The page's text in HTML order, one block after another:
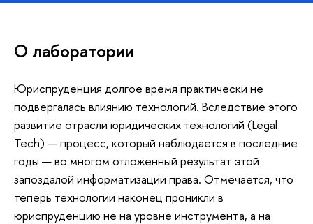
О лаборатории
Юриспруденция долгое время практически не
подвергалась влиянию технологий. Вследствие этого
развитие отрасли юридических технологий (Legal
Tech) — процесс, который наблюдается в последние
годы — во многом отложенный результат этой
запоздалой информатизации права. Отмечается, что
теперь технологии наконец проникли в
юриспруденцию не на уровне инструмента, а на